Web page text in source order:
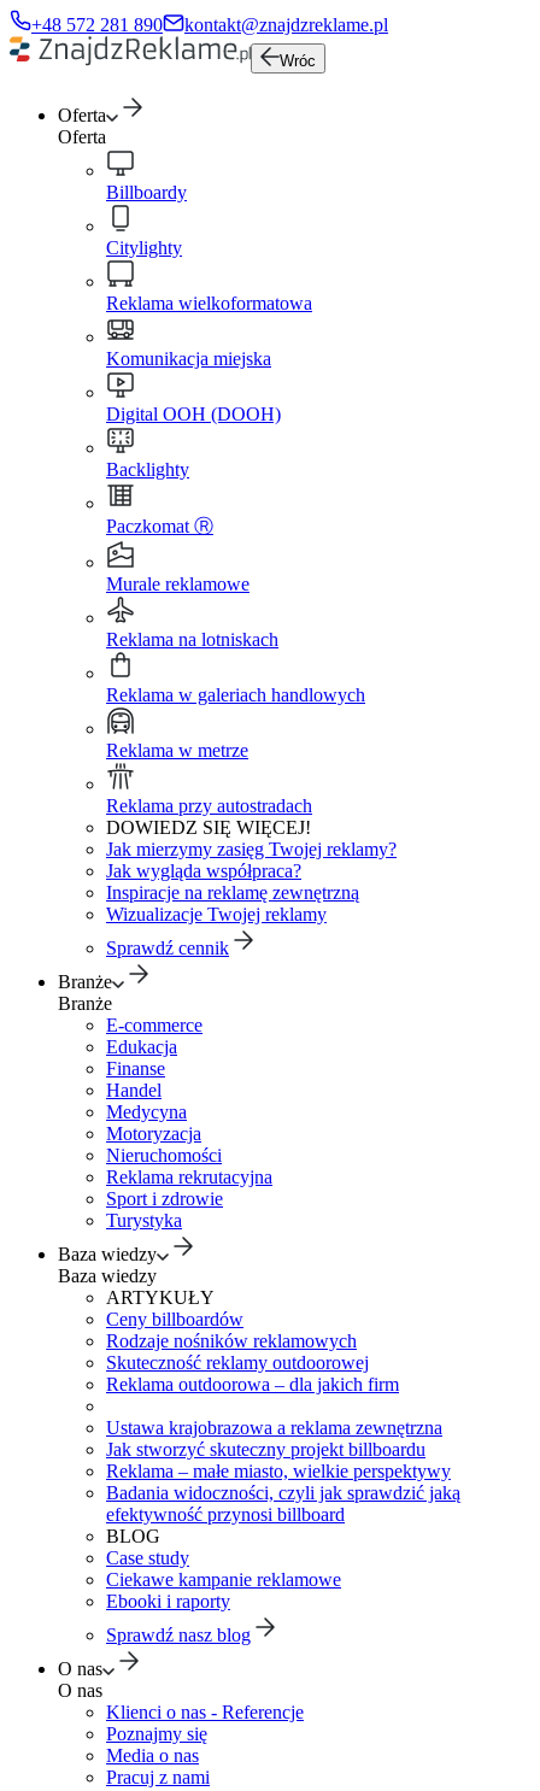
+48 572 281 890 kontakt@znajdzreklame.pl
Wróc
Oferta
Oferta
Billboardy
Citylighty
Reklama wielkoformatowa
Komunikacja miejska
Digital OOH (DOOH)
Backlighty
Paczkomat Ⓡ
Murale reklamowe
Reklama na lotniskach
Reklama w galeriach handlowych
Reklama w metrze
Reklama przy autostradach
DOWIEDZ SIĘ WIĘCEJ!
Jak mierzymy zasięg Twojej reklamy?
Jak wygląda współpraca?
Inspiracje na reklamę zewnętrzną
Wizualizacje Twojej reklamy
Sprawdź cennik
Branże
Branże
E-commerce
Edukacja
Finanse
Handel
Medycyna
Motoryzacja
Nieruchomości
Reklama rekrutacyjna
Sport i zdrowie
Turystyka
Baza wiedzy
Baza wiedzy
ARTYKUŁY
Ceny billboardów
Rodzaje nośników reklamowych
Skuteczność reklamy outdoorowej
Reklama outdoorowa – dla jakich firm
Ustawa krajobrazowa a reklama zewnętrzna
Jak stworzyć skuteczny projekt billboardu
Reklama – małe miasto, wielkie perspektywy
Badania widoczności, czyli jak sprawdzić jaką
efektywność przynosi billboard
BLOG
Case study
Ciekawe kampanie reklamowe
Ebooki i raporty
Sprawdź nasz blog
O nas
O nas
Klienci o nas - Referencje
Poznajmy się
Media o nas
Pracuj z nami